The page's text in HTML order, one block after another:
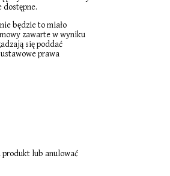
dostępne.
będzie to miało
zawarte w wyniku
się poddać
prawa
produkt lub anulować